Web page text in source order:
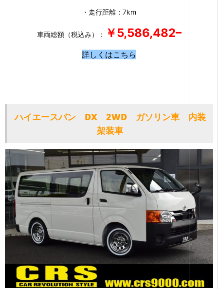
・走行距離：7km
車両総額（税込み）： ￥5,586,482–
詳しくはこちら
ハイエースバン DX 2WD ガソリン車 内装
架装車